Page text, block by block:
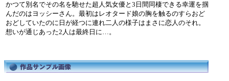
かつて別名でその名を馳せた超人気女優と3日間同棲できる幸運を掴
んだのはヨッシーさん。最初はレオタード娘の胸を触るのすらおど
おどしていたのに日が経つに連れ二人の様子はまさに恋人のそれ。
想いが通じあった2人は最終日に…。